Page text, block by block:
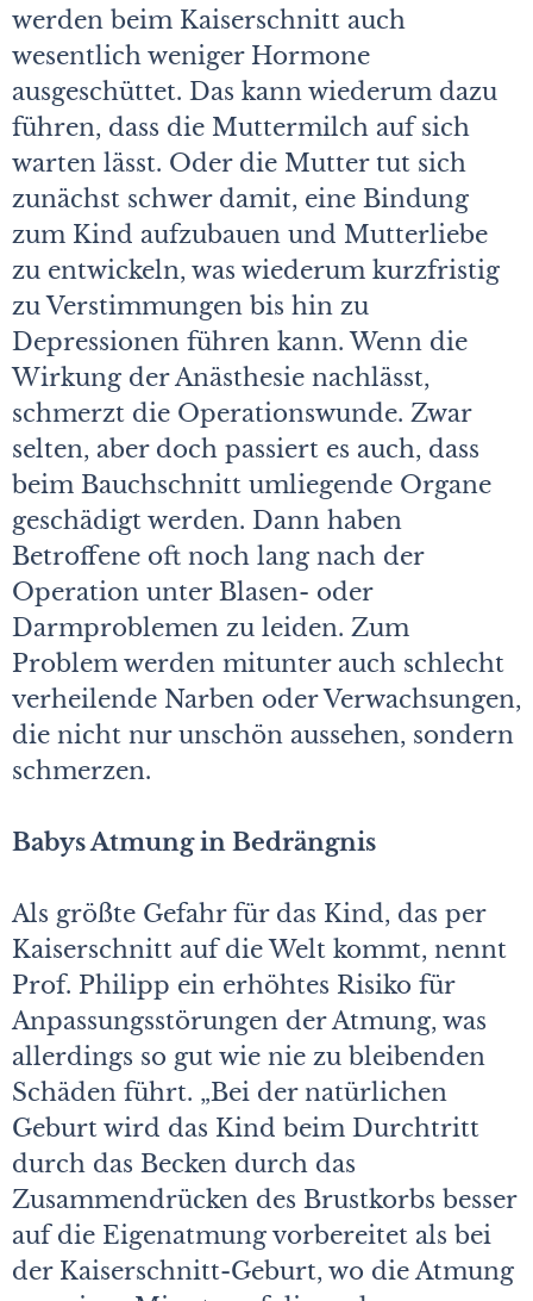
werden beim Kaiserschnitt auch
wesentlich weniger Hormone
ausgeschüttet. Das kann wiederum dazu
führen, dass die Muttermilch auf sich
warten lässt. Oder die Mutter tut sich
zunächst schwer damit, eine Bindung
zum Kind aufzubauen und Mutterliebe
zu entwickeln, was wiederum kurzfristig
zu Verstimmungen bis hin zu
Depressionen führen kann. Wenn die
Wirkung der Anästhesie nachlässt,
schmerzt die Operationswunde. Zwar
selten, aber doch passiert es auch, dass
beim Bauchschnitt umliegende Organe
geschädigt werden. Dann haben
Betroffene oft noch lang nach der
Operation unter Blasen- oder
Darmproblemen zu leiden. Zum
Problem werden mitunter auch schlecht
verheilende Narben oder Verwachsungen,
die nicht nur unschön aussehen, sondern
schmerzen.
Babys Atmung in Bedrängnis
Als größte Gefahr für das Kind, das per
Kaiserschnitt auf die Welt kommt, nennt
Prof. Philipp ein erhöhtes Risiko für
Anpassungsstörungen der Atmung, was
allerdings so gut wie nie zu bleibenden
Schäden führt. „Bei der natürlichen
Geburt wird das Kind beim Durchtritt
durch das Becken durch das
Zusammendrücken des Brustkorbs besser
auf die Eigenatmung vorbereitet als bei
der Kaiserschnitt-Geburt, wo die Atmung